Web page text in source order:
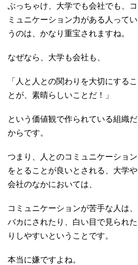
ぶっちゃけ、大学でも会社でも、コ
ミュニケーション力がある人ってい
うのは、かなり重宝されますね。
なぜなら、大学も会社も、
「人と人との関わりを大切にするこ
とが、素晴らしいことだ！」
という価値観で作られている組織だ
からです。
つまり、人とのコミュニケーション
をとることが良いとされる、大学や
会社のなかにおいては、
コミュニケーションが苦手な人は、
バカにされたり、白い目で見られた
りしやすいということです。
本当に嫌ですよね。